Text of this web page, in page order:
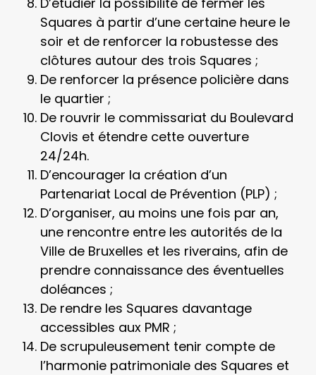
Squares à partir d’une certaine heure le
soir et de renforcer la robustesse des
clôtures autour des trois Squares ;
De renforcer la présence policière dans
le quartier ;
De rouvrir le commissariat du Boulevard
Clovis et étendre cette ouverture
24/24h.
D’encourager la création d’un
Partenariat Local de Prévention (PLP) ;
D’organiser, au moins une fois par an,
une rencontre entre les autorités de la
Ville de Bruxelles et les riverains, afin de
prendre connaissance des éventuelles
doléances ;
De rendre les Squares davantage
accessibles aux PMR ;
De scrupuleusement tenir compte de
l’harmonie patrimoniale des Squares et